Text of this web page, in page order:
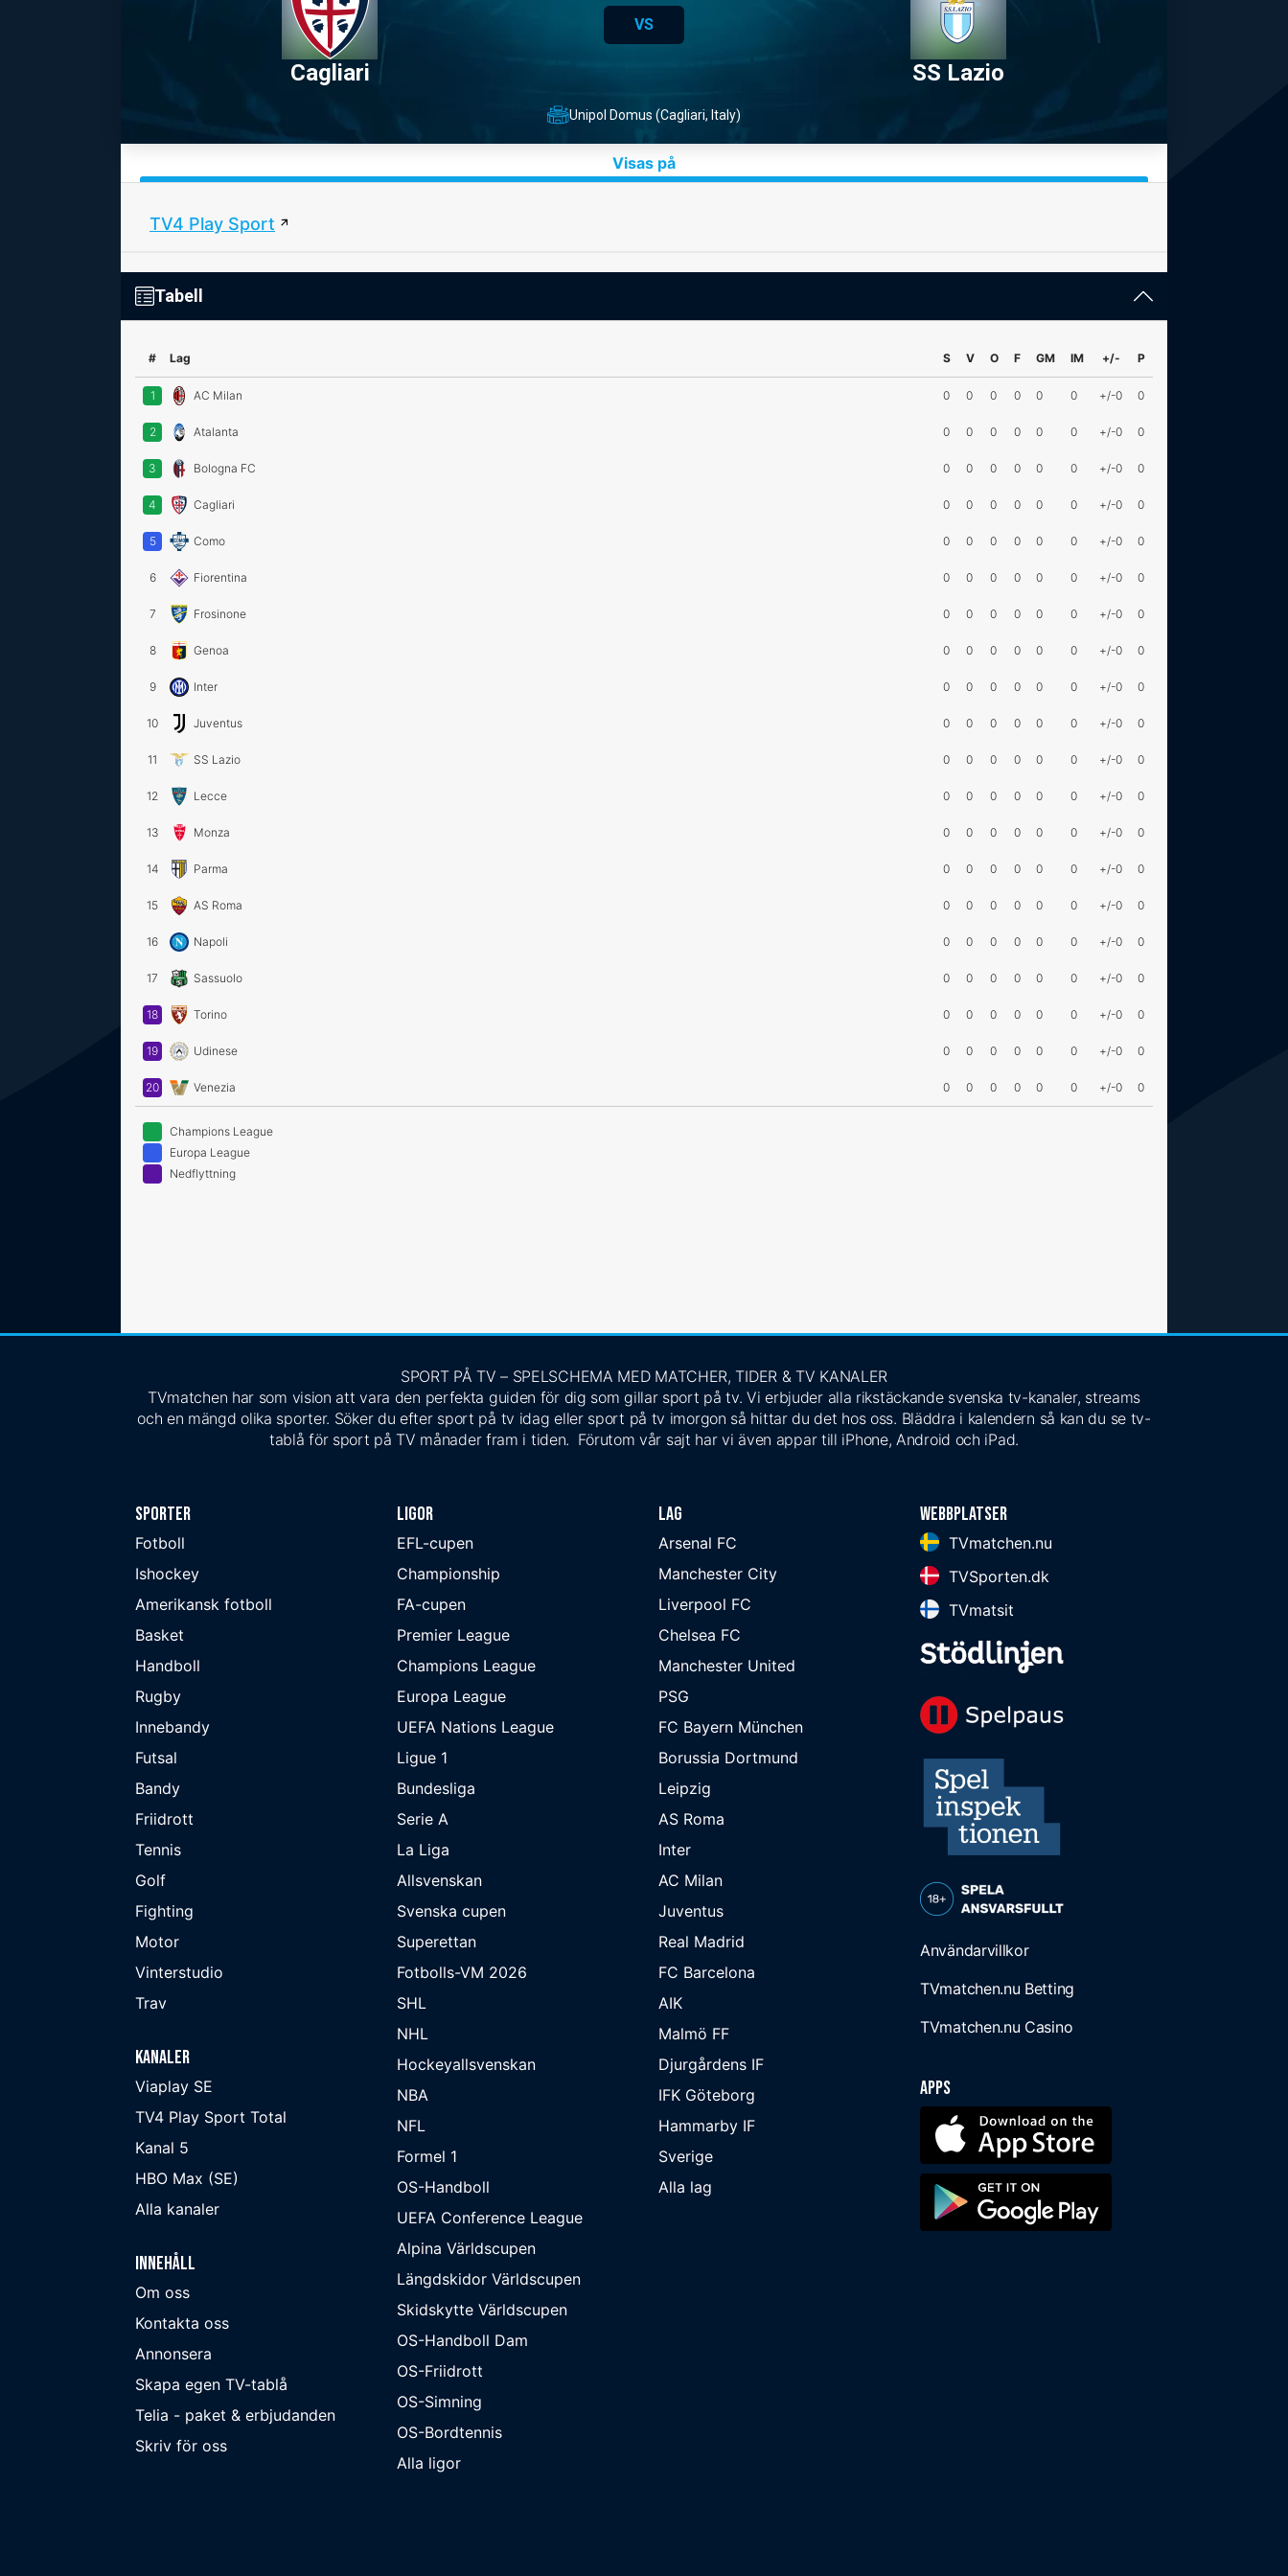
Cagliari
VS
SS Lazio
Unipol Domus (Cagliari, Italy)
Visas på
TV4 Play Sport
Tabell
# Lag S V O F GM IM +/- P
1 AC Milan 0 0 0 0 0 0 +/-0 0
2 Atalanta 0 0 0 0 0 0 +/-0 0
3 Bologna FC 0 0 0 0 0 0 +/-0 0
4 Cagliari 0 0 0 0 0 0 +/-0 0
5 Como 0 0 0 0 0 0 +/-0 0
6 Fiorentina 0 0 0 0 0 0 +/-0 0
7 Frosinone 0 0 0 0 0 0 +/-0 0
8 Genoa 0 0 0 0 0 0 +/-0 0
9 Inter 0 0 0 0 0 0 +/-0 0
10 Juventus 0 0 0 0 0 0 +/-0 0
11 SS Lazio 0 0 0 0 0 0 +/-0 0
12 Lecce 0 0 0 0 0 0 +/-0 0
13 Monza 0 0 0 0 0 0 +/-0 0
14 Parma 0 0 0 0 0 0 +/-0 0
15 AS Roma 0 0 0 0 0 0 +/-0 0
16 Napoli 0 0 0 0 0 0 +/-0 0
17 Sassuolo 0 0 0 0 0 0 +/-0 0
18 Torino 0 0 0 0 0 0 +/-0 0
19 Udinese 0 0 0 0 0 0 +/-0 0
20 Venezia 0 0 0 0 0 0 +/-0 0
Champions League
Europa League
Nedflyttning
SPORT PÅ TV – SPELSCHEMA MED MATCHER, TIDER & TV KANALER
TVmatchen har som vision att vara den perfekta guiden för dig som gillar sport på tv. Vi erbjuder alla rikstäckande svenska tv-kanaler, streams
och en mängd olika sporter. Söker du efter sport på tv idag eller sport på tv imorgon så hittar du det hos oss. Bläddra i kalendern så kan du se tv-
tablå för sport på TV månader fram i tiden. Förutom vår sajt har vi även appar till iPhone, Android och iPad.
Sporter
Fotboll
Ishockey
Amerikansk fotboll
Basket
Handboll
Rugby
Innebandy
Futsal
Bandy
Friidrott
Tennis
Golf
Fighting
Motor
Vinterstudio
Trav
Kanaler
Viaplay SE
TV4 Play Sport Total
Kanal 5
HBO Max (SE)
Alla kanaler
Innehåll
Om oss
Kontakta oss
Annonsera
Skapa egen TV-tablå
Telia - paket & erbjudanden
Skriv för oss
Ligor
EFL-cupen
Championship
FA-cupen
Premier League
Champions League
Europa League
UEFA Nations League
Ligue 1
Bundesliga
Serie A
La Liga
Allsvenskan
Svenska cupen
Superettan
Fotbolls-VM 2026
SHL
NHL
Hockeyallsvenskan
NBA
NFL
Formel 1
OS-Handboll
UEFA Conference League
Alpina Världscupen
Längdskidor Världscupen
Skidskytte Världscupen
OS-Handboll Dam
OS-Friidrott
OS-Simning
OS-Bordtennis
Alla ligor
Lag
Arsenal FC
Manchester City
Liverpool FC
Chelsea FC
Manchester United
PSG
FC Bayern München
Borussia Dortmund
Leipzig
AS Roma
Inter
AC Milan
Juventus
Real Madrid
FC Barcelona
AIK
Malmö FF
Djurgårdens IF
IFK Göteborg
Hammarby IF
Sverige
Alla lag
Webbplatser
TVmatchen.nu
TVSporten.dk
TVmatsit
Användarvillkor
TVmatchen.nu Betting
TVmatchen.nu Casino
Apps